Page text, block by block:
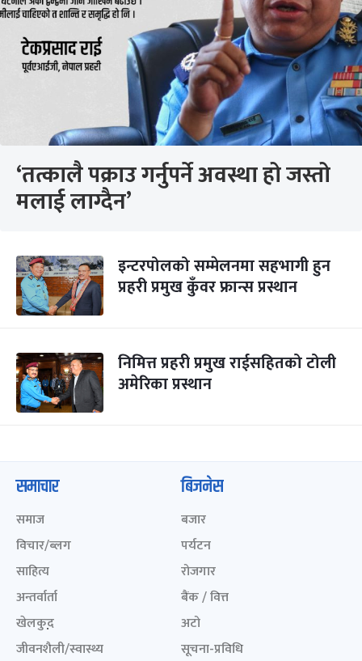
‘तत्कालै पक्राउ गर्नुपर्ने अवस्था हो जस्तो
मलाई लाग्दैन’
इन्टरपोलको सम्मेलनमा सहभागी हुन
प्रहरी प्रमुख कुँवर फ्रान्स प्रस्थान
निमित्त प्रहरी प्रमुख राईसहितको टोली
अमेरिका प्रस्थान
समाचार
समाज
विचार/ब्लग
साहित्य
अन्तर्वार्ता
खेलकुद़़
जीवनशैली/स्वास्थ्य
बिजनेस
बजार
पर्यटन
रोजगार
बैंक / वित्त
अटो
सूचना-प्रविधि